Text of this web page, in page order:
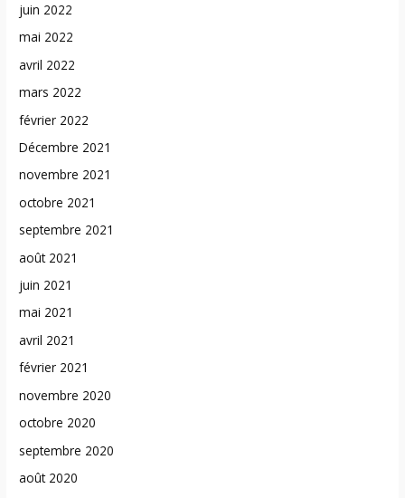
juin 2022
mai 2022
avril 2022
mars 2022
février 2022
Décembre 2021
novembre 2021
octobre 2021
septembre 2021
août 2021
juin 2021
mai 2021
avril 2021
février 2021
novembre 2020
octobre 2020
septembre 2020
août 2020